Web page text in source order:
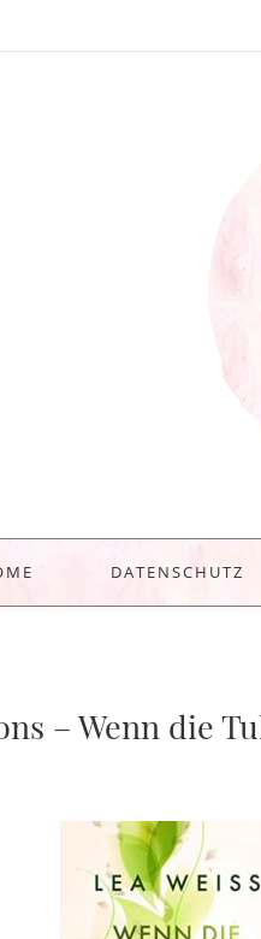
DATENSCHUTZ
– Wenn die